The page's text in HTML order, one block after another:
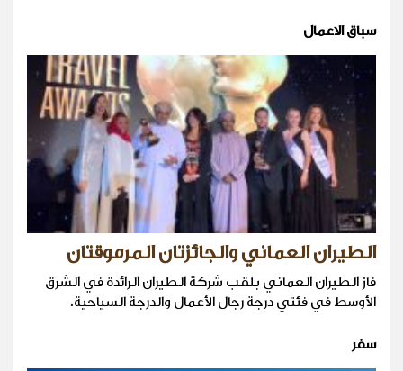
سباق الاعمال
الطيران العماني والجائزتان المرموقتان
فاز الطيران العماني بلقب شركة الطيران الرائدة في الشرق
الأوسط في فئتي درجة رجال الأعمال والدرجة السياحية.
سفر